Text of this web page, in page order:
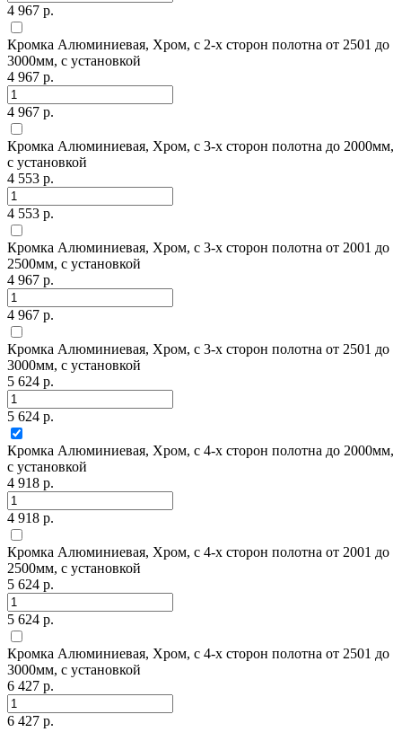
4 967 р.
Кромка Алюминиевая, Хром, с 2-х сторон полотна от 2501 до
3000мм, с установкой
4 967 р.
4 967 р.
Кромка Алюминиевая, Хром, с 3-х сторон полотна до 2000мм,
с установкой
4 553 р.
4 553 р.
Кромка Алюминиевая, Хром, с 3-х сторон полотна от 2001 до
2500мм, с установкой
4 967 р.
4 967 р.
Кромка Алюминиевая, Хром, с 3-х сторон полотна от 2501 до
3000мм, с установкой
5 624 р.
5 624 р.
Кромка Алюминиевая, Хром, с 4-х сторон полотна до 2000мм,
с установкой
4 918 р.
4 918 р.
Кромка Алюминиевая, Хром, с 4-х сторон полотна от 2001 до
2500мм, с установкой
5 624 р.
5 624 р.
Кромка Алюминиевая, Хром, с 4-х сторон полотна от 2501 до
3000мм, с установкой
6 427 р.
6 427 р.